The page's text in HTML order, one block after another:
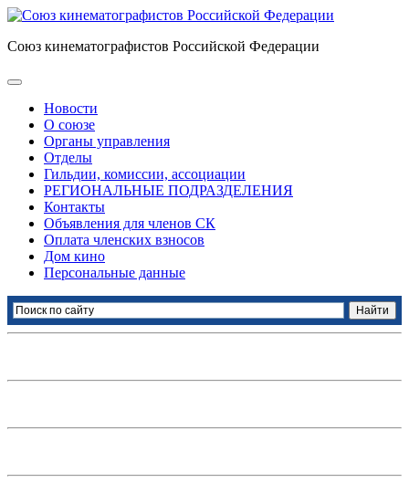
Союз кинематографистов Российской Федерации
Новости
О союзе
Органы управления
Отделы
Гильдии, комиссии, ассоциации
РЕГИОНАЛЬНЫЕ ПОДРАЗДЕЛЕНИЯ
Контакты
Объявления для членов СК
Оплата членских взносов
Дом кино
Персональные данные